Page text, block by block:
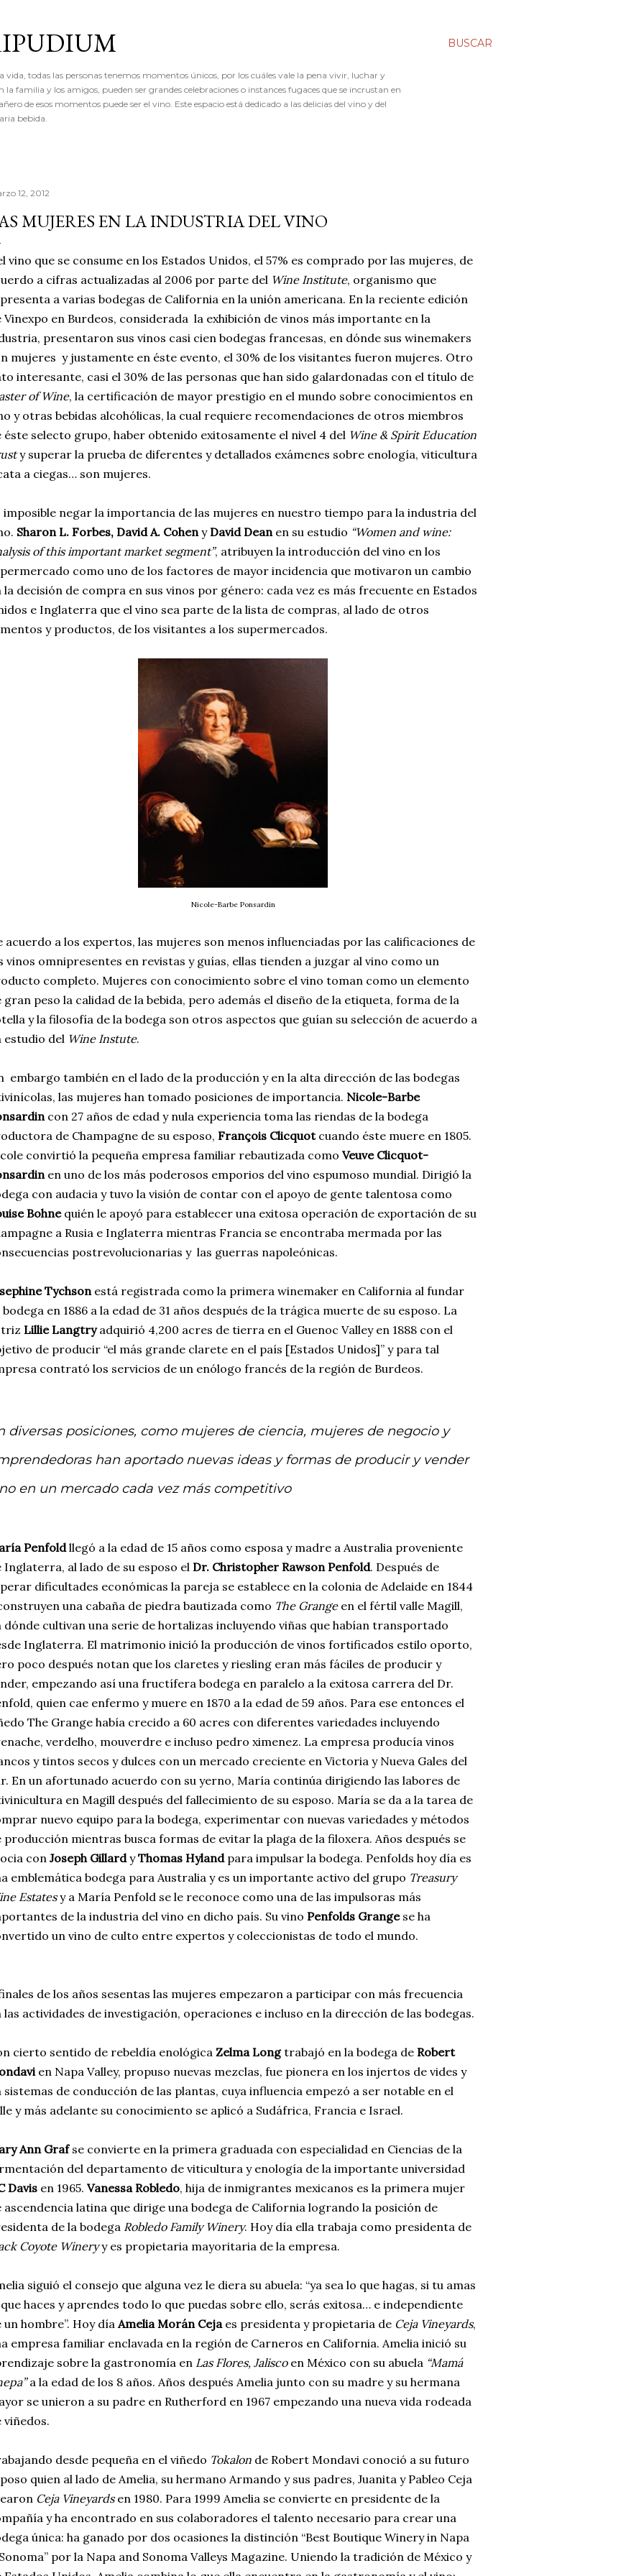
BUSCAR
vida, todas las personas tenemos momentos únicos, por los cuáles vale la pena vivir, luchar y
familia y los amigos, pueden ser grandes celebraciones o instances fugaces que se incrustan en
de esos momentos puede ser el vino. Este espacio está dedicado a las delicias del vino y del
bebida.
12, 2012
MUJERES EN LA INDUSTRIA DEL VINO
vino que se consume en los Estados Unidos, el 57% es comprado por las mujeres, de
a cifras actualizadas al 2006 por parte del Wine Institute, organismo que
a varias bodegas de California en la unión americana. En la reciente edición
Vinexpo en Burdeos, considerada la exhibición de vinos más importante en la
presentaron sus vinos casi cien bodegas francesas, en dónde sus winemakers
mujeres y justamente en éste evento, el 30% de los visitantes fueron mujeres. Otro
interesante, casi el 30% de las personas que han sido galardonadas con el título de
of Wine, la certificación de mayor prestigio en el mundo sobre conocimientos en
y otras bebidas alcohólicas, la cual requiere recomendaciones de otros miembros
éste selecto grupo, haber obtenido exitosamente el nivel 4 del Wine & Spirit Education
y superar la prueba de diferentes y detallados exámenes sobre enología, viticultura
a ciegas… son mujeres.
imposible negar la importancia de las mujeres en nuestro tiempo para la industria del
Sharon L. Forbes, David A. CohenyDavid Deanen su estudio “Women and wine:
of this important market segment”, atribuyen la introducción del vino en los
como uno de los factores de mayor incidencia que motivaron un cambio
la decisión de compra en sus vinos por género: cada vez es más frecuente en Estados
e Inglaterra que el vino sea parte de la lista de compras, al lado de otros
y productos, de los visitantes a los supermercados.
Nicole-Barbe Ponsardin
acuerdo a los expertos, las mujeres son menos influenciadas por las calificaciones de
vinos omnipresentes en revistas y guías, ellas tienden a juzgar al vino como un
completo. Mujeres con conocimiento sobre el vino toman como un elemento
gran peso la calidad de la bebida, pero además el diseño de la etiqueta, forma de la
y la filosofía de la bodega son otros aspectos que guían su selección de acuerdo a
estudio del Wine Instute.
embargo también en el lado de la producción y en la alta dirección de las bodegas
las mujeres han tomado posiciones de importancia. Nicole-Barbe
con 27 años de edad y nula experiencia toma las riendas de la bodega
de Champagne de su esposo, François Clicquotcuando éste muere en 1805.
convirtió la pequeña empresa familiar rebautizada como Veuve Clicquot-
en uno de los más poderosos emporios del vino espumoso mundial. Dirigió la
con audacia y tuvo la visión de contar con el apoyo de gente talentosa como
Bohnequién le apoyó para establecer una exitosa operación de exportación de su
a Rusia e Inglaterra mientras Francia se encontraba mermada por las
postrevolucionarias y las guerras napoleónicas.
Tychson está registrada como la primera winemaker en California al fundar
bodega en 1886 a la edad de 31 años después de la trágica muerte de su esposo. La
Lillie Langtryadquirió 4,200 acres de tierra en el Guenoc Valley en 1888 con el
de producir “el más grande clarete en el país [Estados Unidos]” y para tal
contrató los servicios de un enólogo francés de la región de Burdeos.
diversas posiciones, como mujeres de ciencia, mujeres de negocio y
han aportado nuevas ideas y formas de producir y vender
en un mercado cada vez más competitivo
Penfoldllegó a la edad de 15 años como esposa y madre a Australia proveniente
Inglaterra, al lado de su esposo el Dr. Christopher Rawson Penfold. Después de
dificultades económicas la pareja se establece en la colonia de Adelaide en 1844
una cabaña de piedra bautizada como The Grangeen el fértil valle Magill,
dónde cultivan una serie de hortalizas incluyendo viñas que habían transportado
Inglaterra. El matrimonio inició la producción de vinos fortificados estilo oporto,
poco después notan que los claretes y riesling eran más fáciles de producir y
empezando así una fructífera bodega en paralelo a la exitosa carrera del Dr.
quien cae enfermo y muere en 1870 a la edad de 59 años. Para ese entonces el
The Grange había crecido a 60 acres con diferentes variedades incluyendo
verdelho, mouverdre e incluso pedro ximenez. La empresa producía vinos
y tintos secos y dulces con un mercado creciente en Victoria y Nueva Gales del
En un afortunado acuerdo con su yerno, María continúa dirigiendo las labores de
en Magill después del fallecimiento de su esposo. María se da a la tarea de
nuevo equipo para la bodega, experimentar con nuevas variedades y métodos
producción mientras busca formas de evitar la plaga de la filoxera. Años después se
con Joseph GillardyThomas Hylandpara impulsar la bodega. Penfolds hoy día es
emblemática bodega para Australia y es un importante activo del grupo Treasury
Estatesy a María Penfold se le reconoce como una de las impulsoras más
de la industria del vino en dicho país. Su vino Penfolds Grangese ha
un vino de culto entre expertos y coleccionistas de todo el mundo.
de los años sesentas las mujeres empezaron a participar con más frecuencia
las actividades de investigación, operaciones e incluso en la dirección de las bodegas.
cierto sentido de rebeldía enológica Zelma Longtrabajó en la bodega de Robert
en Napa Valley, propuso nuevas mezclas, fue pionera en los injertos de vides y
sistemas de conducción de las plantas, cuya influencia empezó a ser notable en el
y más adelante su conocimiento se aplicó a Sudáfrica, Francia e Israel.
Ann Grafse convierte en la primera graduada con especialidad en Ciencias de la
del departamento de viticultura y enología de la importante universidad
Davis en 1965. Vanessa Robledo, hija de inmigrantes mexicanos es la primera mujer
ascendencia latina que dirige una bodega de California logrando la posición de
de la bodega Robledo Family Winery. Hoy día ella trabaja como presidenta de
Coyote Wineryy es propietaria mayoritaria de la empresa.
siguió el consejo que alguna vez le diera su abuela: “ya sea lo que hagas, si tu amas
haces y aprendes todo lo que puedas sobre ello, serás exitosa… e independiente
un hombre”. Hoy día Amelia Morán Cejaes presidenta y propietaria de Ceja Vineyards,
empresa familiar enclavada en la región de Carneros en California. Amelia inició su
sobre la gastronomía en Las Flores, Jaliscoen México con su abuela “Mamá
a la edad de los 8 años. Años después Amelia junto con su madre y su hermana
se unieron a su padre en Rutherford en 1967 empezando una nueva vida rodeada
viñedos.
desde pequeña en el viñedo Tokalon de Robert Mondavi conoció a su futuro
quien al lado de Amelia, su hermano Armando y sus padres, Juanita y Pableo Ceja
Ceja Vineyardsen 1980. Para 1999 Amelia se convierte en presidente de la
y ha encontrado en sus colaboradores el talento necesario para crear una
única: ha ganado por dos ocasiones la distinción “Best Boutique Winery in Napa
por la Napa and Sonoma Valleys Magazine. Uniendo la tradición de México y